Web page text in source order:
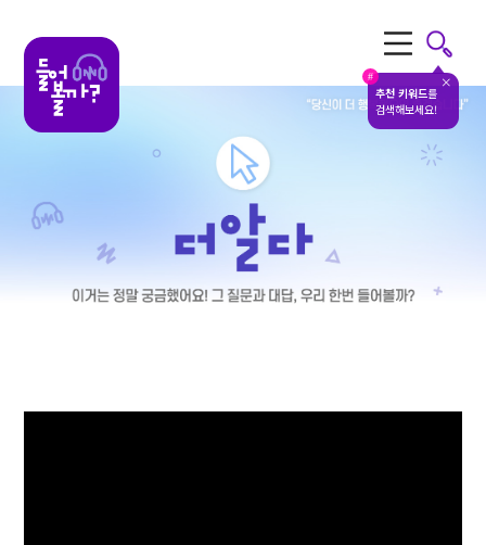
#
추천 키워드를
검색해보세요!